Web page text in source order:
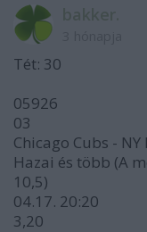
Tét: 30
05926
03
Chicago Cubs - NY
Hazai és több (A
10,5)
04.17. 20:20
3,20